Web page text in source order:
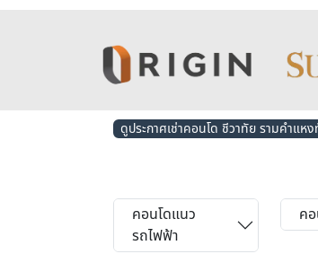
ดูประกาศเช่าคอนโด ชีวาทัย รามคำแห
คอนโดแนว
รถไฟฟ้า
ค